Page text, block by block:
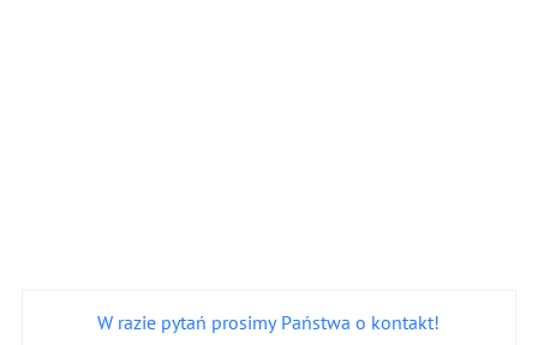
W razie pytań prosimy Państwa o kontakt!